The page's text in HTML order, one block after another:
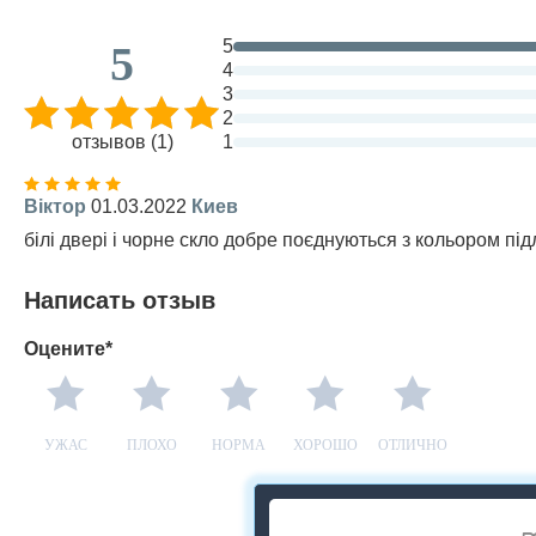
5
отзывов (1)
5
4
3
2
1
Віктор 01.03.2022 Киев
білі двері і чорне скло добре поєднуються з кольором
Написать отзыв
Оцените*
УЖАС ПЛОХО НОРМА ХОРОШО ОТЛИЧНО